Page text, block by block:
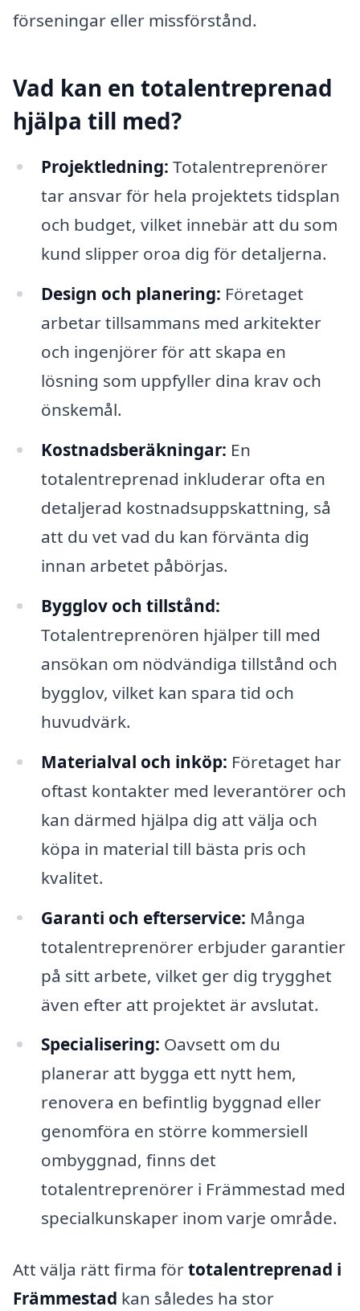
förseningar eller missförstånd.
Vad kan en totalentreprenad
hjälpa till med?
Projektledning: Totalentreprenörer
tar ansvar för hela projektets tidsplan
och budget, vilket innebär att du som
kund slipper oroa dig för detaljerna.
Design och planering: Företaget
arbetar tillsammans med arkitekter
och ingenjörer för att skapa en
lösning som uppfyller dina krav och
önskemål.
Kostnadsberäkningar: En
totalentreprenad inkluderar ofta en
detaljerad kostnadsuppskattning, så
att du vet vad du kan förvänta dig
innan arbetet påbörjas.
Bygglov och tillstånd:
Totalentreprenören hjälper till med
ansökan om nödvändiga tillstånd och
bygglov, vilket kan spara tid och
huvudvärk.
Materialval och inköp: Företaget har
oftast kontakter med leverantörer och
kan därmed hjälpa dig att välja och
köpa in material till bästa pris och
kvalitet.
Garanti och efterservice: Många
totalentreprenörer erbjuder garantier
på sitt arbete, vilket ger dig trygghet
även efter att projektet är avslutat.
Specialisering: Oavsett om du
planerar att bygga ett nytt hem,
renovera en befintlig byggnad eller
genomföra en större kommersiell
ombyggnad, finns det
totalentreprenörer i Främmestad med
specialkunskaper inom varje område.
Att välja rätt firma förtotalentreprenad i
Främmestad kan således ha stor